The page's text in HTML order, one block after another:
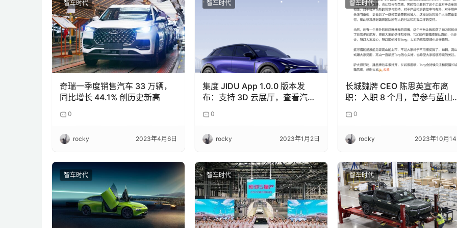
智车时代
奇瑞一季度销售汽车 33 万辆，
同比增长 44.1% 创历史新高
0
rocky 2023年4月6日
智车时代
集度 JIDU App 1.0.0 版本发
布：支持 3D 云展厅，查看汽车
0
rocky 2023年1月2日
智车时代
长城魏牌 CEO 陈思英宣布离
职：入职 8 个月，曾参与蓝山
0
rocky 2023年10月
智车时代 智车时代 智车时代